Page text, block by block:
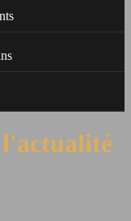
l'actualité